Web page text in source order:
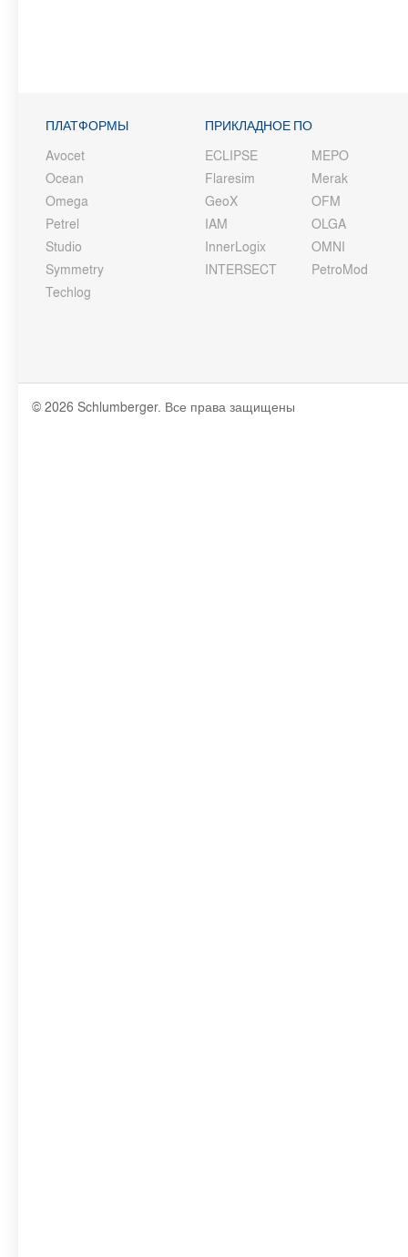
ПЛАТФОРМЫ
Avocet
Ocean
Omega
Petrel
Studio
Symmetry
Techlog
ПРИКЛАДНОЕ ПО
ECLIPSE
Flaresim
GeoX
IAM
InnerLogix
INTERSECT
MEPO
Merak
OFM
OLGA
OMNI
PetroMod
© 2026 Schlumberger. Все права защищены